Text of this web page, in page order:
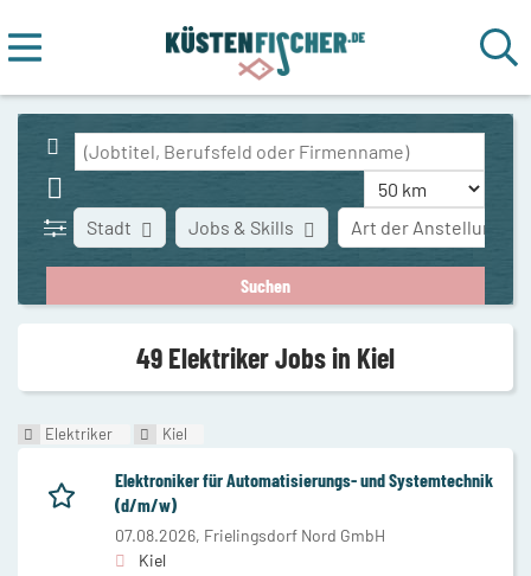
Stadt Art der Anstellung
Jobs & Skills
49 Elektriker Jobs in Kiel
Elektriker Kiel
Elektroniker für Automatisierungs- und Systemtechnik
(d/m/w)
07.08.2026, Frielingsdorf Nord GmbH
Kiel